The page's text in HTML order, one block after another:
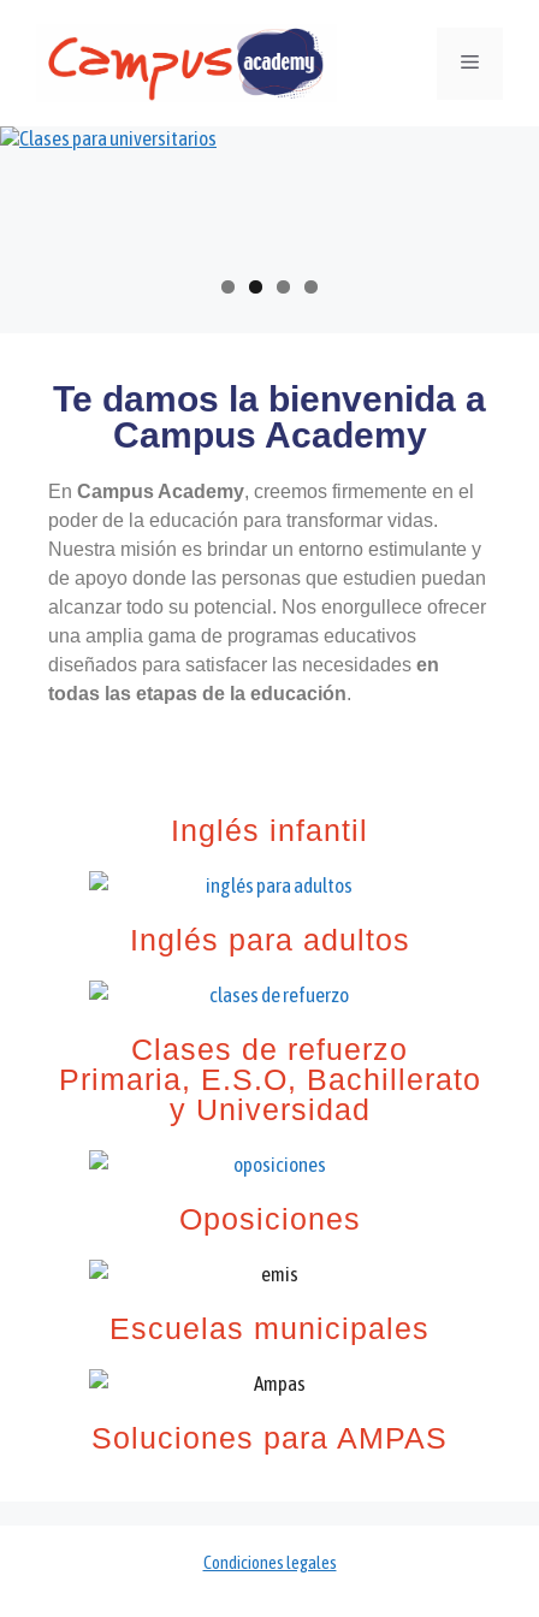
Te damos la bienvenida a
Campus Academy
En Campus Academy, creemos firmemente en el
poder de la educación para transformar vidas.
Nuestra misión es brindar un entorno estimulante y
de apoyo donde las personas que estudien puedan
alcanzar todo su potencial. Nos enorgullece ofrecer
una amplia gama de programas educativos
diseñados para satisfacer las necesidades en
todas las etapas de la educación.
Inglés infantil
Inglés para adultos
Clases de refuerzo
Primaria, E.S.O, Bachillerato
y Universidad
Oposiciones
Escuelas municipales
Soluciones para AMPAS
Condiciones legales